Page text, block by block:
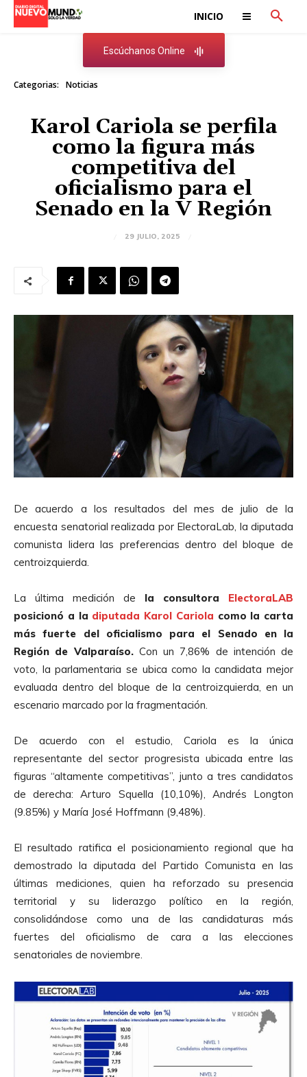
INICIO
Escúchanos Online
Categorias: Noticias
Karol Cariola se perfila
como la figura más
competitiva del
oficialismo para el
Senado en la V Región
29 JULIO, 2025
De acuerdo a los resultados del mes de julio de la
encuesta senatorial realizada por ElectoraLab, la diputada
comunista lidera las preferencias dentro del bloque de
centroizquierda.
La última medición de la consultora ElectoraLAB
posicionó a la diputada Karol Cariola como la carta
más fuerte del oficialismo para el Senado en la
Región de Valparaíso.Con un 7,86% de intención de
voto, la parlamentaria se ubica como la candidata mejor
evaluada dentro del bloque de la centroizquierda, en un
escenario marcado por la fragmentación.
De acuerdo con el estudio, Cariola es la única
representante del sector progresista ubicada entre las
figuras “altamente competitivas”, junto a tres candidatos
de derecha: Arturo Squella (10,10%), Andrés Longton
(9.85%) y María José Hoffmann (9,48%).
El resultado ratifica el posicionamiento regional que ha
demostrado la diputada del Partido Comunista en las
últimas mediciones, quien ha reforzado su presencia
territorial y su liderazgo político en la región,
consolidándose como una de las candidaturas más
fuertes del oficialismo de cara a las elecciones
senatoriales de noviembre.